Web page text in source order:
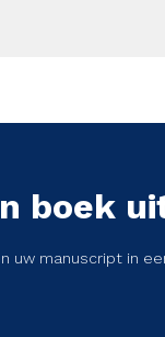
boek
uw manuscript in